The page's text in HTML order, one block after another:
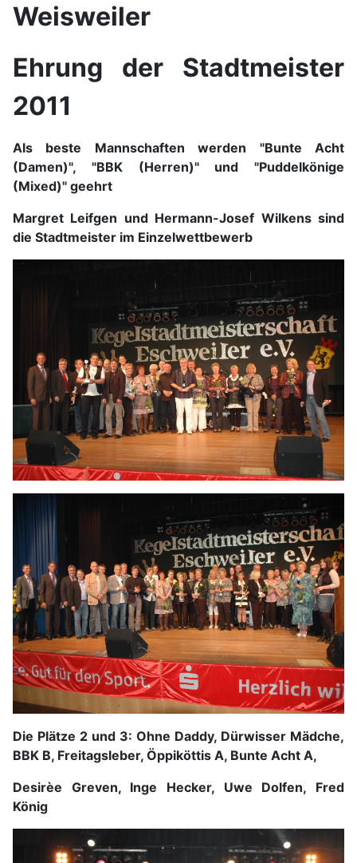
Weisweiler
Ehrung der Stadtmeister
2011
Als beste Mannschaften werden "Bunte Acht
(Damen)", "BBK (Herren)" und "Puddelkönige
(Mixed)" geehrt
Margret Leifgen und Hermann-Josef Wilkens sind
die Stadtmeister im Einzelwettbewerb
Die Plätze 2 und 3: Ohne Daddy, Dürwisser Mädche,
BBK B, Freitagsleber, Öppiköttis A, Bunte Acht A,
Desirèe Greven, Inge Hecker, Uwe Dolfen, Fred
König